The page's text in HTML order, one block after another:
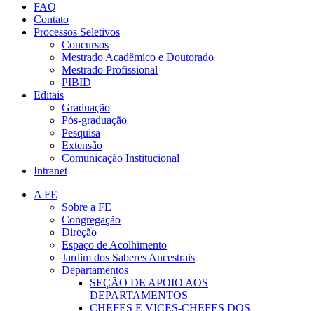
FAQ
Contato
Processos Seletivos
Concursos
Mestrado Acadêmico e Doutorado
Mestrado Profissional
PIBID
Editais
Graduação
Pós-graduação
Pesquisa
Extensão
Comunicação Institucional
Intranet
A FE
Sobre a FE
Congregação
Direção
Espaço de Acolhimento
Jardim dos Saberes Ancestrais
Departamentos
SEÇÃO DE APOIO AOS
DEPARTAMENTOS
CHEFES E VICES-CHEFES DOS